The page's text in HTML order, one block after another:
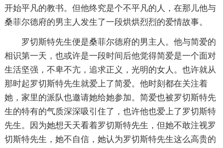
开始平凡的教书。但他终究是个不平凡的人，在那儿他与
桑菲尔德府的男主人发生了一段烘烘烈烈的爱情故事。
罗切斯特先生便是桑菲尔德府的男主人。他与简爱的
相识第一天，也或许是一段时间后他觉得简爱是一个面对
生活坚强，不卑不亢，追求正义，光明的女人。也许就从
那时起罗切斯特先生就爱上了简爱。他时刻都在关注着
她，家里的派队也邀请她给她参加。简爱也被罗切斯特先
生的特有的气质深深吸引住了，也许他也爱上了罗切斯特
先生。因为她想天天看着罗切斯特先生，但她不敢注视罗
切斯特先生，她不自信，她认为罗切斯特先生这么高贵的